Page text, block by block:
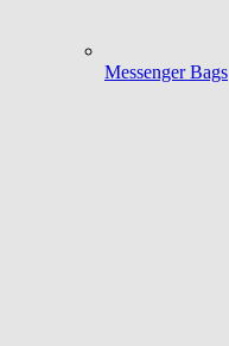
Messenger Bags